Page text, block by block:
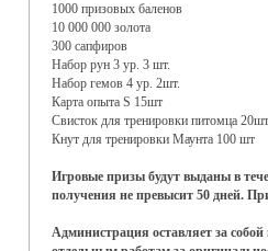
1000 призовых баленов
10 000 000 золота
300 сапфиров
Набор рун 3 ур. 3 шт.
Набор гемов 4 ур. 2шт.
Карта опыта S 15шт
Свисток для тренировки питомца
Кнут для тренировки Маунта 100 шт
Игровые призы будут выданы в
получения не превысит 50 дней.
Администрация оставляет за